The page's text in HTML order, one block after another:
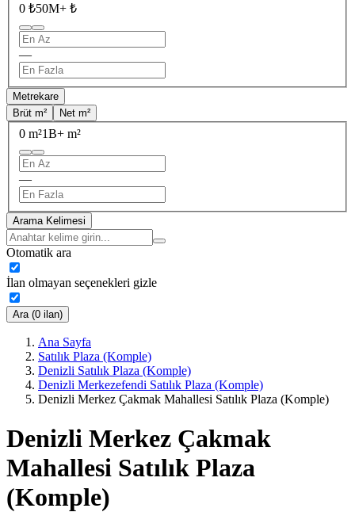
0 ₺50M+ ₺
—
Metrekare
Brüt m²
Net m²
0 m²1B+ m²
—
Arama Kelimesi
Otomatik ara
İlan olmayan seçenekleri gizle
Ara (0 ilan)
Ana Sayfa
Satılık Plaza (Komple)
Denizli Satılık Plaza (Komple)
Denizli Merkezefendi Satılık Plaza (Komple)
Denizli Merkez Çakmak Mahallesi Satılık Plaza (Komple)
Denizli Merkez Çakmak
Mahallesi Satılık Plaza
(Komple)